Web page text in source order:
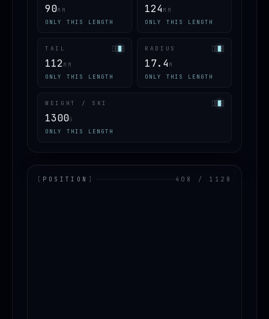
90MM
ONLY THIS LENGTH
124MM
ONLY THIS LENGTH
TAIL
112 MM
ONLY THIS LENGTH
RADIUS
17.4M
ONLY THIS LENGTH
WEIGHT / SKI
1300G
ONLY THIS LENGTH
POSITION 408 / 1128